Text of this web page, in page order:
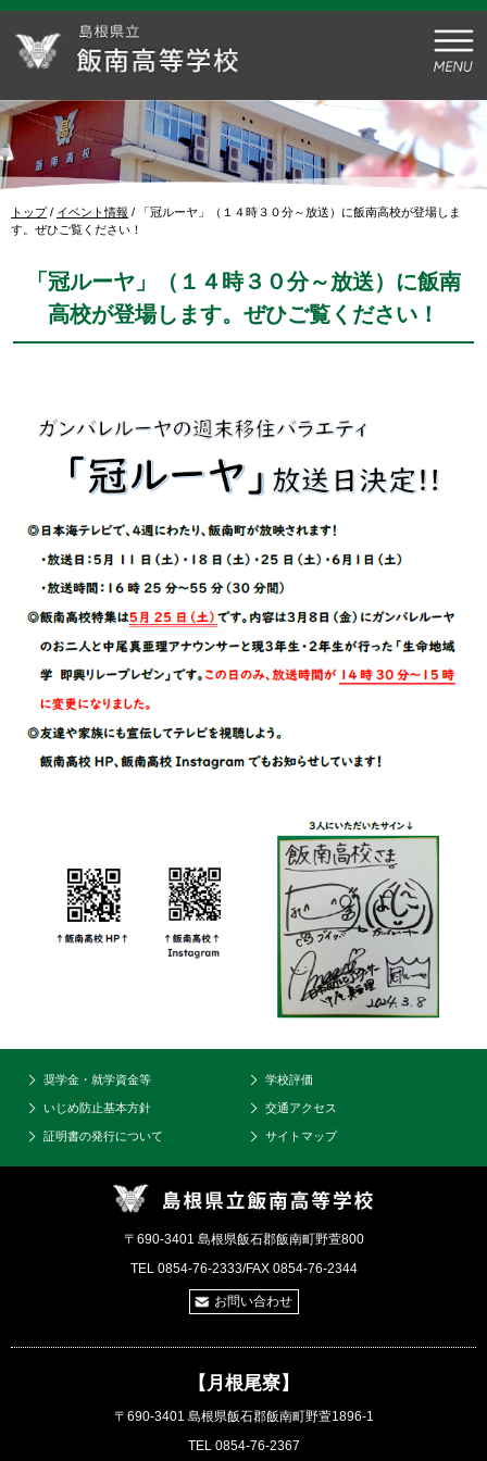
このページの本文へ
現
在
トップ/ イベント情報 /
「冠ルーヤ」（１４時３０分～放送）に飯南高校が登場しま
す。ぜひご覧ください！
「冠ルーヤ」（１４時３０分～放送）に飯南
高校が登場します。ぜひご覧ください！
奨学金・就学資金等 学校評価
いじめ防止基本方針 交通アクセス
証明書の発行について サイトマップ
〒690-3401 島根県飯石郡飯南町野萱800
TEL 0854-76-2333/FAX 0854-76-2344
お問い合わせ
【月根尾寮】
〒690-3401 島根県飯石郡飯南町野萱1896-1
TEL 0854-76-2367